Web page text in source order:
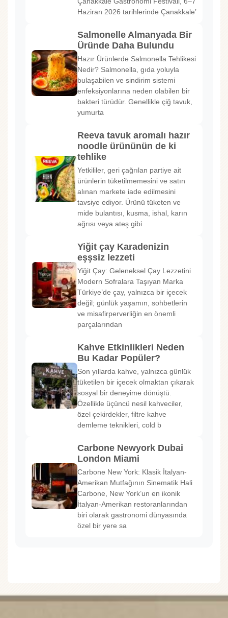
Haziran 2026 tarihlerinde Çanakkale’
Salmonelle Almanyada Bir
Üründe Daha Bulundu
Hazır Ürünlerde Salmonella Tehlikesi
Nedir? Salmonella, gıda yoluyla
bulaşabilen ve sindirim sistemi
enfeksiyonlarına neden olabilen bir
bakteri türüdür. Genellikle çiğ tavuk,
yumurta
Reeva tavuk aromalı hazır
noodle ürününün de ki
tehlike
Yetkililer, geri çağrılan partiye ait
ürünlerin tüketilmemesini ve satın
alınan markete iade edilmesini
tavsiye ediyor. Ürünü tüketen ve
mide bulantısı, kusma, ishal, karın
ağrısı veya ateş gibi
Yiğit çay Karadenizin
eşşsiz lezzeti
Yiğit Çay: Geleneksel Çay Lezzetini
Modern Sofralara Taşıyan Marka
Türkiye’de çay, yalnızca bir içecek
değil; günlük yaşamın, sohbetlerin
ve misafirperverliğin en önemli
parçalarından
Kahve Etkinlikleri Neden
Bu Kadar Popüler?
Son yıllarda kahve, yalnızca günlük
tüketilen bir içecek olmaktan çıkarak
sosyal bir deneyime dönüştü.
Özellikle üçüncü nesil kahveciler,
özel çekirdekler, filtre kahve
demleme teknikleri, cold b
Carbone Newyork Dubai
London Miami
Carbone New York: Klasik İtalyan-
Amerikan Mutfağının Sinematik Hali
Carbone, New York’un en ikonik
İtalyan-Amerikan restoranlarından
biri olarak gastronomi dünyasında
özel bir yere sa